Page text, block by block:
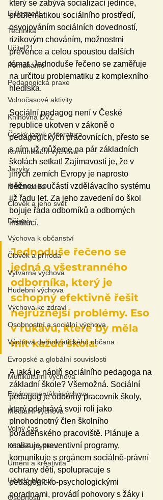
E-Bezpečí
Technika
Učitel21
Pomáháme
Pedagogická praxe
Volnočasové aktivity
Knihovna DVZ
Český jazyk a literatura
Komunikační výchova
Jazyky
Matematika
Člověk a jeho svět
Dějepis
Výchova k občanství
Člověk a příroda
Výtvarná výchova
Hudební výchova
Výchova ke zdraví
Osobnostní a sociální výchova
Výchova demokratického občana
Evropské a globální souvislosti
Multikulturní výchova
Environmentální výchova
Mediální výchova
Volný čas
Kritické myšlení
Umění a kreativita
Učitelé blogují
Osobnosti
který se zabývá socializací jedince,
problematikou sociálního prostředí,
osvojováním sociálních dovedností,
rizikovým chováním, možnostmi
prevence a celou spoustou dalších
témat. Jednoduše řečeno se zaměřuje
na určitou problematiku z komplexního
hlediska.
Sociální pedagog není v České
republice ukotven v zákoně o
pedagogických pracovnících, přesto se
s ním už můžeme na pár základních
školách setkat! Zajímavostí je, že v
jiných zemích Evropy je naprosto
běžnou součástí vzdělávacího systému
již řadu let. Za jeho zavedení do škol
bojuje řada odborníků a odborných
institucí.
Jednoduše řečeno se
jedná o všestranného
odborníka, který je
schopný efektivně řešit
nejrůznější problémy. Eso
v rukávu, které by měla
mít každá škola.
A jaká je náplň sociálního pedagoga na
základní škole? Všemožná. Sociální
pedagog je odborný pracovník školy,
který odehrává svoji roli jako
plnohodnotný člen školního
poradenského pracoviště. Plánuje a
realizuje preventivní programy,
komunikuje s orgánem sociálně-právní
ochrany dětí, spolupracuje s
pedagogicko-psychologickými
poradnami, provádí pohovory s žáky i